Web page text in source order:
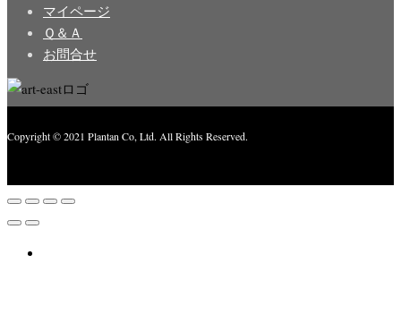
マイページ
Ｑ＆Ａ
お問合せ
Copyright © 2021 Plantan Co, Ltd. All Rights Reserved.